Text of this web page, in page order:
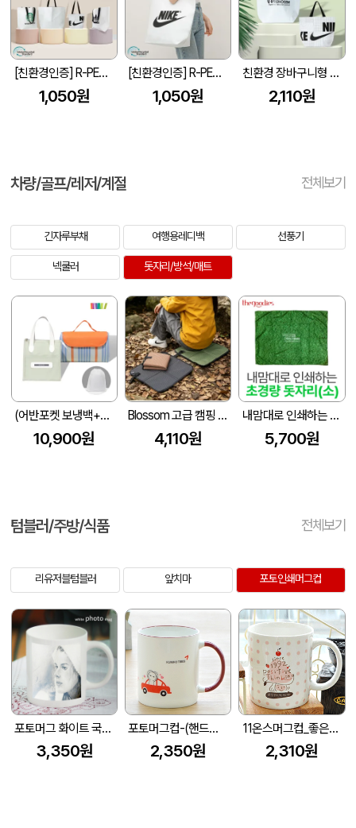
[친환경인증] R-PET 고밀도 리유저블백 (검정내피/170g)(소/중/대/특대)
1,050원
[친환경인증] R-PET 고밀도 리유저블백 (검정내피/170g)(S~XL)
1,050원
친환경 장바구니형 리유저블백(대)
2,110원
차량/골프/레저/계절 전체보기
긴자루부채 여행용레디백 선풍기
넥쿨러 돗자리/방석/매트
(어반포켓 보냉백+스트라이프 피크닉매트)세트
10,900원
Blossom 고급 캠핑 방수 개인용 폴딩 방석 매트 1P
4,110원
내맘대로 인쇄하는 초경량 돗자리(소)
5,700원
텀블러/주방/식품 전체보기
리유저블텀블러 앞치마 포토인쇄머그컵
포토머그 화이트 국산 340ml
3,350원
포토머그컵-(핸드칼라자동차)
2,350원
11온스머그컵_좋은생각
2,310원